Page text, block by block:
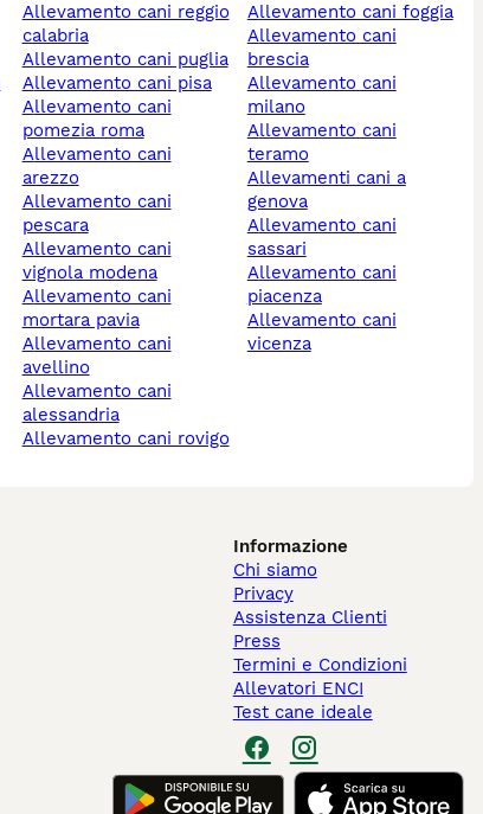
allevamento cani reggio
calabria
allevamento cani puglia
allevamento cani pisa
allevamento cani
pomezia roma
allevamento cani
arezzo
allevamento cani
pescara
allevamento cani
vignola modena
allevamento cani
mortara pavia
allevamento cani
avellino
allevamento cani
alessandria
allevamento cani rovigo
allevamento cani foggia
allevamento cani
brescia
allevamento cani
milano
allevamento cani
teramo
allevamenti cani a
genova
allevamento cani
sassari
allevamento cani
piacenza
allevamento cani
vicenza
Informazione
Chi siamo
Privacy
Assistenza Clienti
Press
Termini e Condizioni
Allevatori ENCI
Test cane ideale